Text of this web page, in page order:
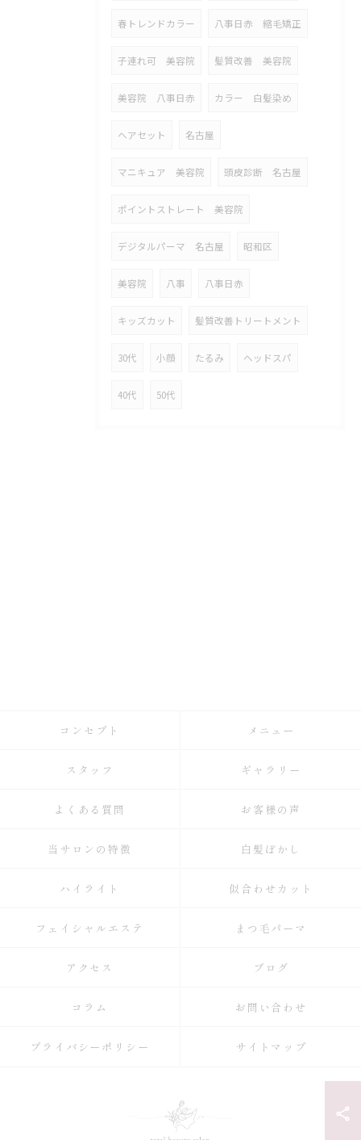
春トレンドカラー 八事日赤 縮毛矯正
子連れ可 美容院 髪質改善 美容院
美容院 八事日赤 カラー 白髪染め
ヘアセット 名古屋
マニキュア 美容院 頭皮診断 名古屋
ポイントストレート 美容院
デジタルパーマ 名古屋 昭和区
美容院 八事 八事日赤
キッズカット 髪質改善トリートメント
30代 小顔 たるみ ヘッドスパ
40代 50代
コンセプト メニュー
スタッフ ギャラリー
よくある質問 お客様の声
当サロンの特徴 白髪ぼかし
ハイライト 似合わせカット
フェイシャルエステ まつ毛パーマ
アクセス ブログ
コラム お問い合わせ
プライバシーポリシー サイトマップ